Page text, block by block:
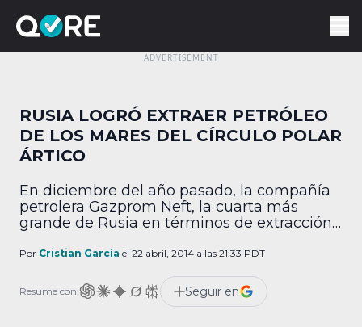
RUSIA LOGRÓ EXTRAER PETRÓLEO
DE LOS MARES DEL CÍRCULO POLAR
ÁRTICO
En diciembre del año pasado, la compañía
petrolera Gazprom Neft, la cuarta más
grande de Rusia en términos de extracción
operación de una perforadora ubicada sobre
noroeste de ese país. El complejo fue
diseñado en conjunto con […]
Por Cristian García el 22 abril, 2014 a las 21:33 PDT
Resume con: Seguir en